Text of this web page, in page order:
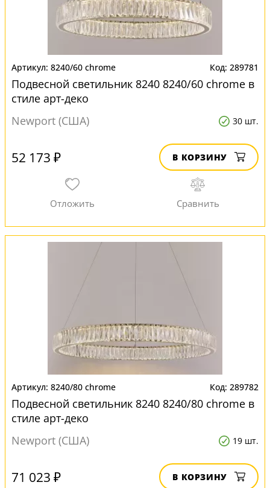
8240/60 chrome 289781
Подвесной светильник 8240 8240/60 chrome в
стиле арт-деко
Newport (США)
30 шт.
52 173 ₽ В КОРЗИНУ
8240/80 chrome 289782
Подвесной светильник 8240 8240/80 chrome в
стиле арт-деко
Newport (США)
19 шт.
71 023 ₽ В КОРЗИНУ